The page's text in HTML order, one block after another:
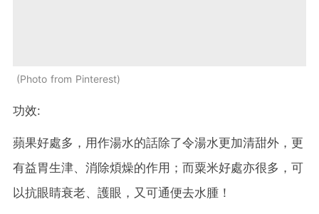
Photo from Pinterest
功效:
蘋果好處多，用作湯水的話除了令湯水更加清甜外，更
有益胃生津、消除煩燥的作用；而粟米好處亦很多，可
以抗眼睛衰老、護眼，又可通便去水腫！